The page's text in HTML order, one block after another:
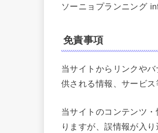
ソーニョプランニング
免責事項
当サイトからリンクや
供される情報、サービス
当サイトのコンテンツ
りますが、誤情報が入